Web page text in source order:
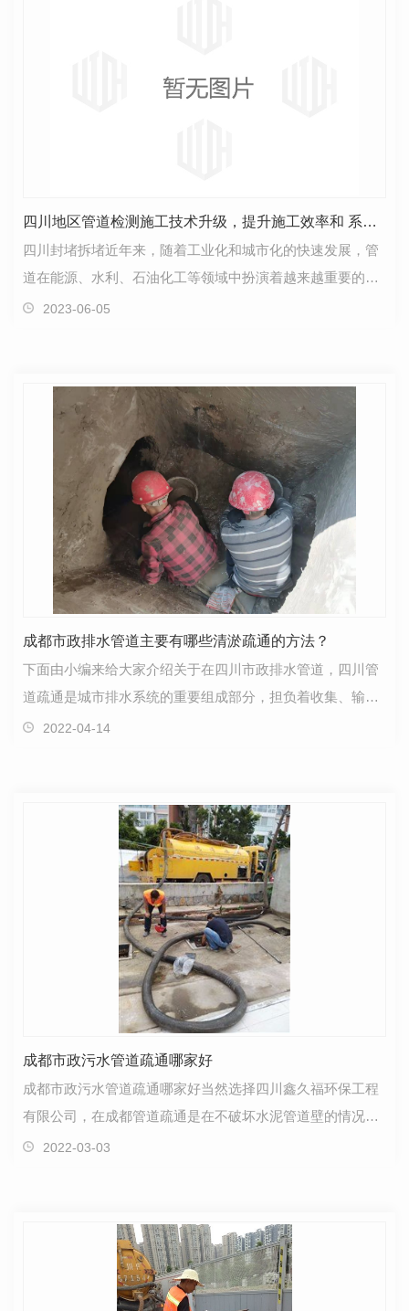
四川地区管道检测施工技术升级，提升施工效率和 系数！
四川封堵拆堵近年来，随着工业化和城市化的快速发展，管
道在能源、水利、石油化工等领域中扮演着越来越重要的角
色。然而，由于管道往往被埋藏在地下或深海之中，如…
2023-06-05
成都市政排水管道主要有哪些清淤疏通的方法？
下面由小编来给大家介绍关于在四川市政排水管道，四川管
道疏通是城市排水系统的重要组成部分，担负着收集、输送
城市生活污水、工业废水和雨水的重要功能。但是随着…
2022-04-14
成都市政污水管道疏通哪家好
成都市政污水管道疏通哪家好当然选择四川鑫久福环保工程
有限公司，在成都管道疏通是在不破坏水泥管道壁的情况
下，完成了管道内破碎、倒渣、清洗混凝土堵塞物等操作…
2022-03-03